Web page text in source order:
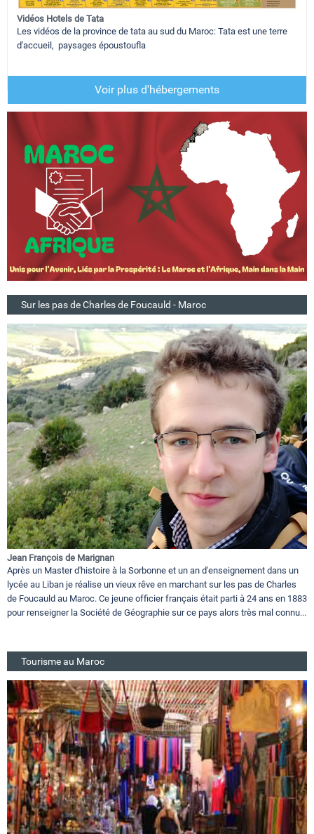
Vidéos Hotels de Tata
Les vidéos de la province de tata au sud du Maroc: Tata est une terre
d'accueil, paysages époustoufla
Voir plus d'hébergements
Sur les pas de Charles de Foucauld - Maroc
Jean François de Marignan
Après un Master d'histoire à la Sorbonne et un an d'enseignement dans un
lycée au Liban je réalise un vieux rêve en marchant sur les pas de Charles
de Foucauld au Maroc. Ce jeune officier français était parti à 24 ans en 1883
pour renseigner la Société de Géographie sur ce pays alors très mal connu...
Tourisme au Maroc